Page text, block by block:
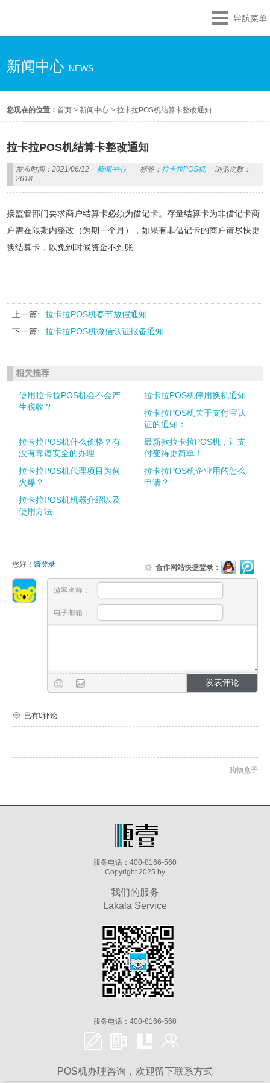
导航菜单
新闻中心 NEWS
您现在的位置：首页 > 新闻中心 >拉卡拉POS机结算卡整改通知
拉卡拉POS机结算卡整改通知
发布时间：2021/06/12 新闻中心 标签： 拉卡拉POS机
浏览次数：
2618
接监管部门要求商户结算卡必须为借记卡。存量结算卡为非借记卡商
户需在限期内整改（为期一个月），如果有非借记卡的商户请尽快更
换结算卡，以免到时候资金不到账
上一篇:
拉卡拉POS机春节放假通知
下一篇:
拉卡拉POS机微信认证报备通知
相关推荐
使用拉卡拉POS机会不会产
生税收？
拉卡拉POS机停用换机通知
拉卡拉POS机关于支付宝认
证的通知：
拉卡拉POS机什么价格？有
没有靠谱安全的办理...
最新款拉卡拉POS机，让支
付变得更简单！
拉卡拉POS机代理项目为何
火爆？
拉卡拉POS机企业用的怎么
申请？
拉卡拉POS机机器介绍以及
使用方法
您好！ 请登录 合作网站快捷登录：
游客名称：
电子邮箱：
已有0评论
购物盒子
服务电话：400-8166-560
Copyright 2025 by
我们的服务
Lakala Service
服务电话：400-8166-560
POS机办理咨询，欢迎留下联系方式